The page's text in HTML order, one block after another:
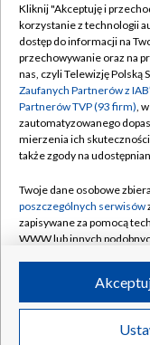
Abonament TVP
Emisja w TVP
Centrum
Naziemna
Rada Programowa
System NOS
Informacje o
Program dla prasy
©2026
Kliknij "Akceptuję i
korzystanie z technologii
dostęp do informacji na
przechowywanie oraz na
nas, czyli Telewizję Polską
Zaufanych Partnerów z
Partnerów TVP (93 firm),
zautomatyzowanego
mierzenia ich
także zgody na
Twoje dane osobowe
poszczególnych serwisów
zapisywane za pomocą
WWW lub innych
ruchu w Internecie.
Twoje dane osobowe
poszczególnych serwisów